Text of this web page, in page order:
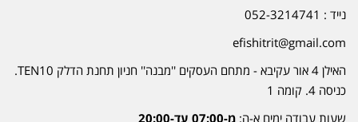
נייד : 052-3214741
efishitrit@gmail.com
האילן 4 אור עקיבא - מתחם העסקים ''מבנה'' חניון תחנת הדלק TEN10.
כניסה 4. קומה 1
שעות עבודה ימים א-ה: מ-07:00 עד-20:00